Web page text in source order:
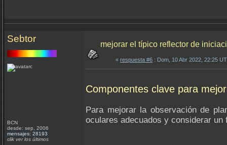
Sebtor
BCN
desde: sep, 2006
mensajes: 28193
clik ver los últimos
mejorar el típico reflector de
« respuesta #6 : Dom, 10 Abr 2022, 22:25
Componentes clave para
Para mejorar la observación de
oculares adecuados y considerar un